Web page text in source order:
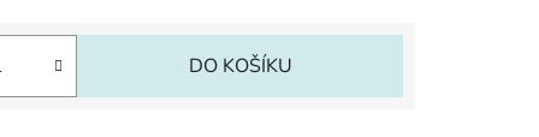
DO KOŠÍKU